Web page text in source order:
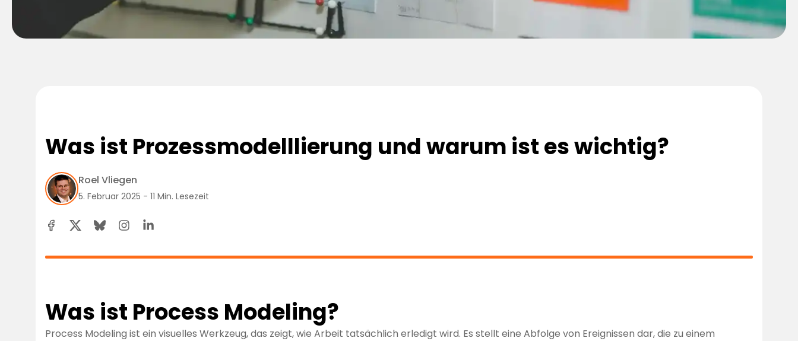
Was ist Prozessmodelllierung und warum ist es wichtig?
Roel Vliegen
5. Februar 2025 - 11 Min. Lesezeit
Was ist Process Modeling?
Process Modeling ist ein visuelles Werkzeug, das zeigt, wie Arbeit tatsächlich erledigt wird. Es stellt eine Abfolge von Ereignissen dar, die zu einem